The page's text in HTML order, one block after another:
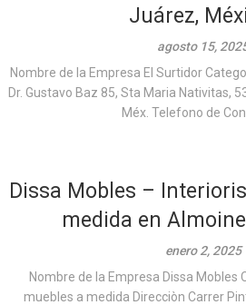
Juárez,
agosto 15,
Nombre de la Empresa El Surtidor
Dr. Gustavo Baz 85, Sta Maria Nativitas,
Méx. Telefono de
Dissa Mobles –
medida en
enero 2, 2025
Nombre de la Empresa Dissa Mobles
muebles a medida Direcciòn Carrer